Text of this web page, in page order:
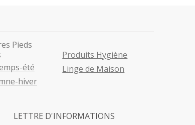
Pieds
été
hiver
Produits Hygiène
Linge de Maison
LETTRE D'INFORMATIONS